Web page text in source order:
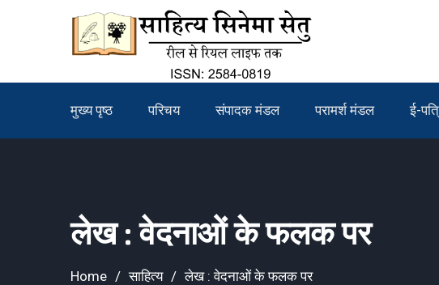
मुख्य पृष्ठ परिचय संपादक मंडल परामर्श मंडल ई-
लेख : वेदनाओं के फलक पर
Home साहित्य लेख : वेदनाओं के फलक पर